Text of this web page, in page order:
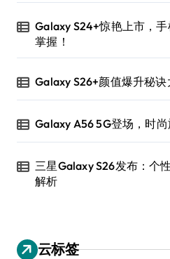
Galaxy S24+惊艳上市，
掌握！
Galaxy S26+颜值爆升秘
Galaxy A56 5G登场，时尚
三星Galaxy S26发布：个
解析
云标签